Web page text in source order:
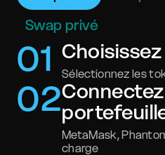
Swap privé
01 Sélectionnez les
02
MetaMask,
charge